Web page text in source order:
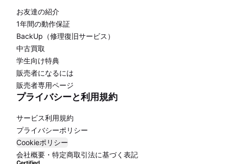
お友達の紹介
1年間の動作保証
BackUp（修理復旧サービス）
中古買取
学生向け特典
販売者になるには
販売者専用ページ
プライバシーと利用規約
サービス利用規約
プライバシーポリシー
Cookieポリシー
会社概要・特定商取引法に基づく表記